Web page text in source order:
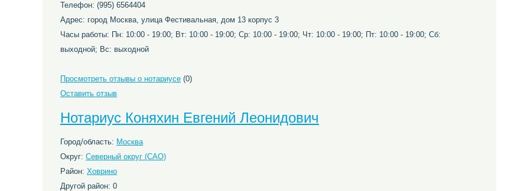
Телефон: (995) 6564404
Адрес: город Москва, улица Фестивальная, дом 13 корпус 3
Часы работы: Пн: 10:00 - 19:00; Вт: 10:00 - 19:00; Ср: 10:00 - 19:00; Чт: 10:00 - 19:00; Пт: 10:00 - 19:00; Сб:
выходной; Вс: выходной
Просмотреть отзывы о нотариусе (0)
Оставить отзыв
Нотариус Коняхин Евгений Леонидович
Город/область: Москва
Округ: Северный округ (САО)
Район: Ховрино
Другой район: 0